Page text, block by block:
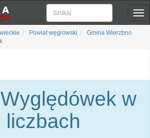
Powiat węgrowski
Gmina Wierzbno
w
liczbach